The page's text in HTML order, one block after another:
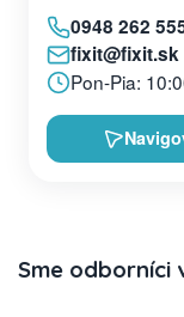
0948 262
fixit@fixit.sk
Pon-Pia:
Sme odborníci